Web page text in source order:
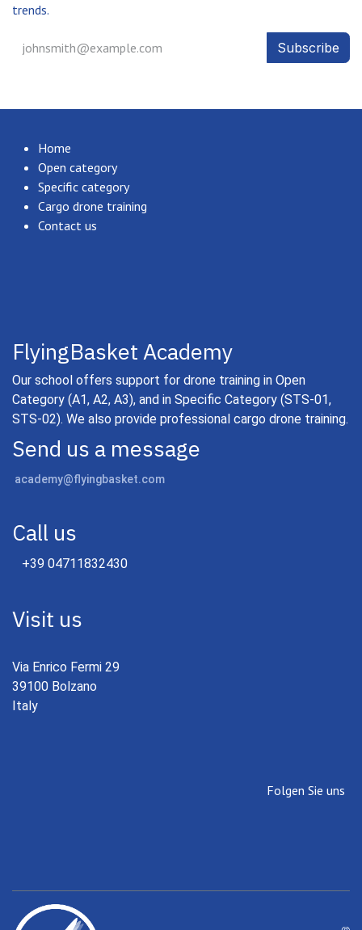
trends.
Subscribe
Home
Open category
Specific category
Cargo drone training
Contact us
FlyingBasket Academy
Our school offers support for drone training in Open
Category (A1, A2, A3), and in Specific Category (STS-01,
STS-02). We also provide professional cargo drone training.
Send us a message
academy@flyingbasket.com
Call us
+39 04711832430
Visit us
Via Enrico Fermi 29
39100 Bolzano
Italy
Folgen Sie uns